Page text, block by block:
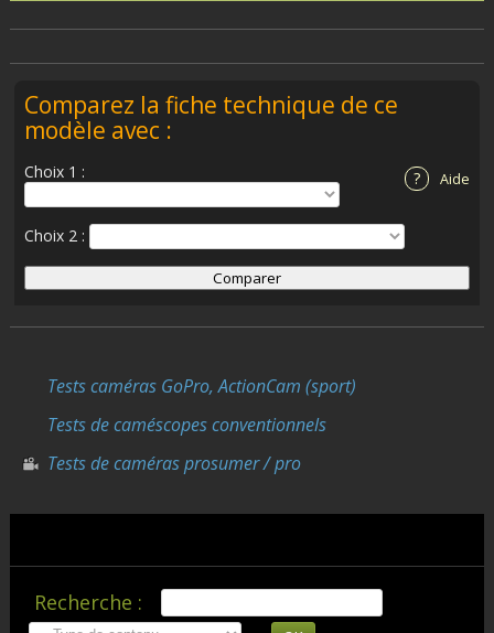
Comparez la fiche technique de ce
modèle avec :
? Aide
Choix 1 :
Choix 2 :
Tests caméras GoPro, ActionCam (sport)
Tests de caméscopes conventionnels
Tests de caméras prosumer / pro
Recherche :